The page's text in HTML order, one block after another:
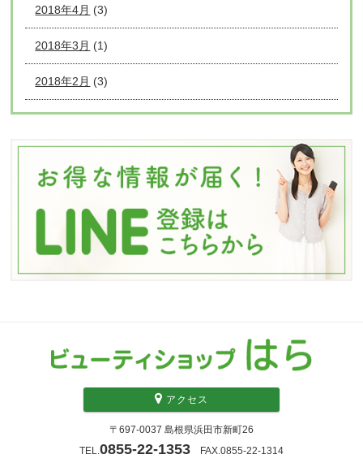
2018年4月 (3)
2018年3月 (1)
2018年2月 (3)
アクセス
〒697-0037 島根県浜田市新町26
TEL. 0855-22-1353 FAX.0855-22-1314